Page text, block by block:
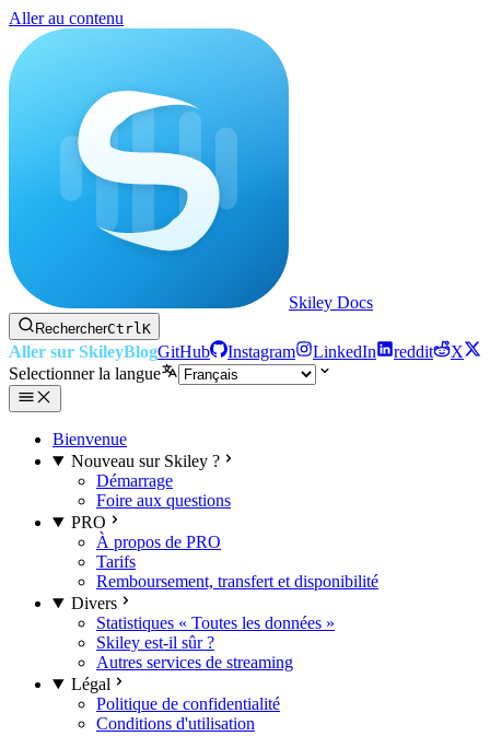
Aller au contenu
Skiley Docs
RechercherCtrlK
Aller sur SkileyBlogGitHub Instagram LinkedIn reddit
X
Selectionner la langue
Bienvenue
Nouveau sur Skiley ?
Démarrage
Foire aux questions
PRO
À propos de PRO
Tarifs
Remboursement, transfert et disponibilité
Divers
Statistiques « Toutes les données »
Skiley est-il sûr ?
Autres services de streaming
Légal
Politique de confidentialité
Conditions d'utilisation